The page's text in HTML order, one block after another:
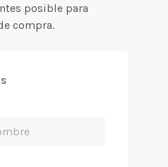
posible para
compra.